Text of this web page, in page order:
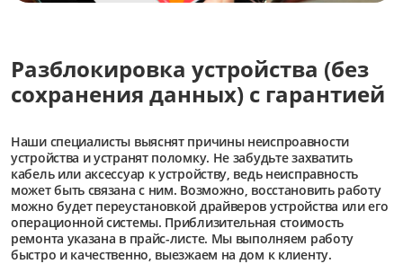
Разблокировка устройства (без
сохранения данных) с гарантией
Наши специалисты выяснят причины неиспроавности
устройства и устранят поломку. Не забудьте захватить
кабель или аксессуар к устройству, ведь неисправность
может быть связана с ним. Возможно, восстановить работу
можно будет переустановкой драйверов устройства или его
операционной системы. Приблизительная стоимость
ремонта указана в прайс-листе. Мы выполняем работу
быстро и качественно, выезжаем на дом к клиенту.